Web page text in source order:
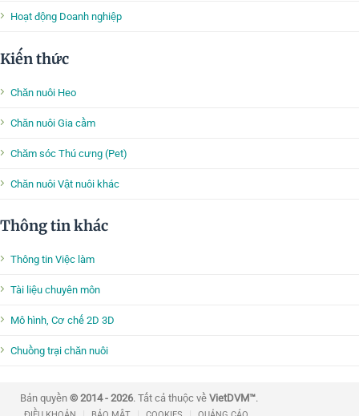
Hoạt động Doanh nghiệp
Kiến thức
Chăn nuôi Heo
Chăn nuôi Gia cầm
Chăm sóc Thú cưng (Pet)
Chăn nuôi Vật nuôi khác
Thông tin khác
Thông tin Việc làm
Tài liệu chuyên môn
Mô hình, Cơ chế 2D 3D
Chuồng trại chăn nuôi
Bản quyền © 2014 - 2026. Tất cả thuộc về VietDVM™.